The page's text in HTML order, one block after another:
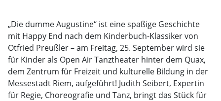
„Die dumme Augustine“ ist eine spaßige Geschichte
mit Happy End nach dem Kinderbuch-Klassiker von
Otfried Preußler – am Freitag, 25. September wird sie
für Kinder als Open Air Tanztheater hinter dem Quax,
dem Zentrum für Freizeit und kulturelle Bildung in der
Messestadt Riem, aufgeführt! Judith Seibert, Expertin
für Regie, Choreografie und Tanz, bringt das Stück für